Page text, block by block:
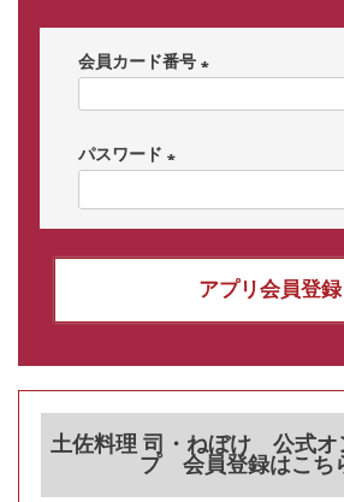
会員カード番号
パスワード
必
須
アプリ会員登録
土佐料理 司・ねぼけ 公式オ
プ 会員登録はこち